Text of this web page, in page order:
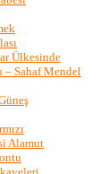
Ülkesinde
– Sahaf Mendel
Alamut